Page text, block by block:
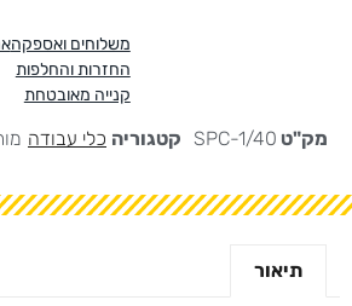
משלוחים ואספקה
החזרות והחלפות
קנייה מאובטחת
מק"ט SPC-1/40 קטגוריה כלי עבודה
תיאור